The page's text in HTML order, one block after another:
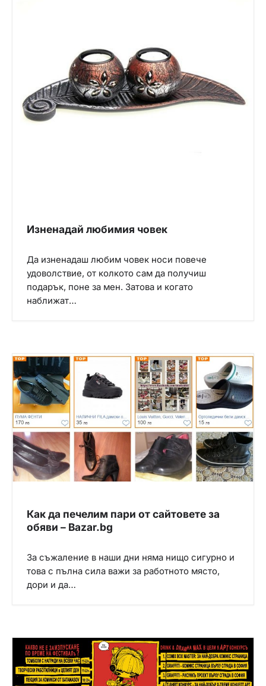
Изненадай любимия човек
Да изненадаш любим човек носи повече
удоволствие, от колкото сам да получиш
подарък, поне за мен. Затова и когато
наближат…
Как да печелим пари от сайтовете за
обяви – Bazar.bg
За съжаление в наши дни няма нищо сигурно и
това с пълна сила важи за работното място,
дори и да…